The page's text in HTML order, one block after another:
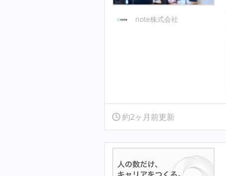
note株式会社
約2ヶ月前更新